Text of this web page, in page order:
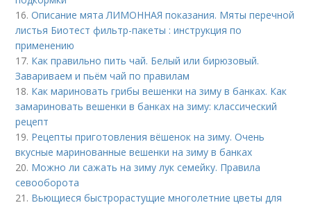
16.Описание мята ЛИМОННАЯ показания. Мяты перечной
листья Биотест фильтр-пакеты : инструкция по
применению
17. Как правильно пить чай. Белый или бирюзовый.
Завариваем и пьём чай по правилам
18. Как мариновать грибы вешенки на зиму в банках. Как
замариновать вешенки в банках на зиму: классический
рецепт
19. Рецепты приготовления вёшенок на зиму. Очень
вкусные маринованные вешенки на зиму в банках
20. Можно ли сажать на зиму лук семейку. Правила
севооборота
21. Вьющиеся быстрорастущие многолетние цветы для